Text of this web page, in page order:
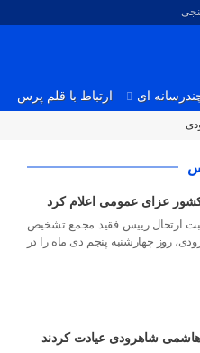
ای ارتباط با قلم پرس
عزای عمومی اعلام کرد
ارتحال رییس فقید مجمع تشخیص
روز چهارشنبه پنجم دی ماه را در
هاشمی شاهرودی عیادت کردند